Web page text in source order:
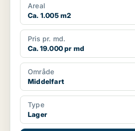
Areal
Ca. 1.005 m2
Pris pr. md.
Ca. 19.000 pr md
Område
Middelfart
Type
Lager